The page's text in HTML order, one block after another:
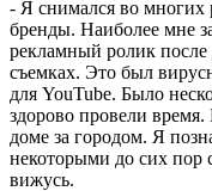
- Я снимался во многих
бренды. Наиболее мне
рекламный ролик
съемках. Это был
для YouTube. Было
здорово провели
доме за городом. Я
некоторыми до сих пор
вижусь.